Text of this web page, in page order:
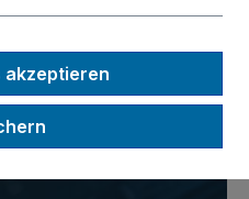
mit Intel®
akzeptieren